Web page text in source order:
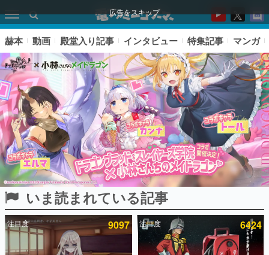
広告をスキップ
ピックアップ
電ファミのいま読まれている記事ランキング
赫本 動画 殿堂入り記事 インタビュー 特集記事 マンガ
いま読まれている記事
注目度 9097 注目度 6424